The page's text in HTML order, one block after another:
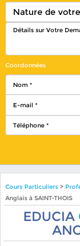
Nature de
Coordonnées
Cours Particuliers>
Anglais à SAINT-THOIS
EDUCIA